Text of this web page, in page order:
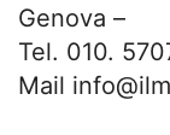
Genova –
Tel. 010.
Mail